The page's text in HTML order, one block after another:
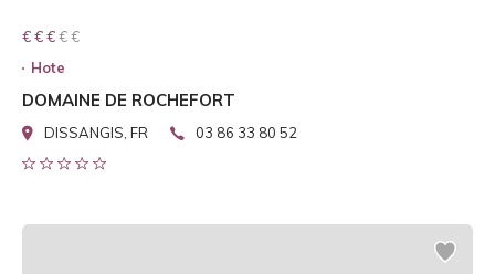
€ € € € €
€ € €
Hote
DOMAINE DE ROCHEFORT
DISSANGIS, FR 03 86 33 80 52